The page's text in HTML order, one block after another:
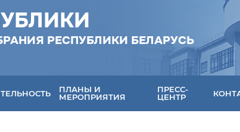
РЕСПУБЛИКИ БЕЛАРУСЬ
ПЛАНЫ И
МЕРОПРИЯТИЯ
ПРЕСС-
ЦЕНТР